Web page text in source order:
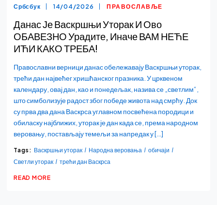
Србсбук 14/04/2026 ПРАВОСЛАВЉЕ
Данас Је Васкршњи Уторак И Ово
ОБАВЕЗНО Урадите, Иначе ВАМ НЕЋЕ
ИЋИ КАКО ТРЕБА!
Православни верници данас обележавају Васкршњи уторак,
трећи дан највећег хришћанског празника. У црквеном
календару, овај дан, као и понедељак, назива се „светлим“,
што симболизује радост због победе живота над смрћу. Док
су прва два дана Васкрса углавном посвећена породици и
обиласку најближих, уторак је дан када се, према народном
веровању, постављају темељи за напредак у […]
Tags: Васкршњи уторак Народна веровања
обичаји
Светли уторак
трећи дан Васкрса
READ MORE